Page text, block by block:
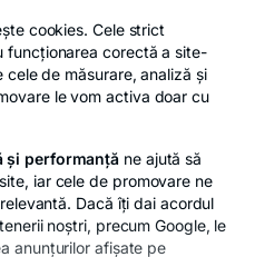
Politica de cookies
Toate drepturile
cookies. Cele strict
funcționarea corectă a site-
de măsurare, analiză și
le vom activa doar cu
și performanță ne ajută să
iar cele de promovare ne
Dacă îți dai acordul
noștri, precum Google, le
anunțurilor afișate pe